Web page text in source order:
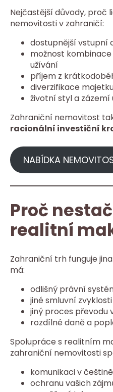
Nejčastější důvody, proč
nemovitosti v zahraničí:
dostupnější vstupní
možnost
užívání
příjem z
diverzifikace
životní styl a zázemí
Zahraniční nemovitost
racionální investiční
NABÍDKA
Proč
realitní
Zahraniční trh funguje
má:
odlišný právní
jiné smluvní zvyklosti
jiný proces převodu
rozdílné daně a
Spolupráce s realitním
zahraniční nemovitosti
komunikaci v češtině
ochranu vašich